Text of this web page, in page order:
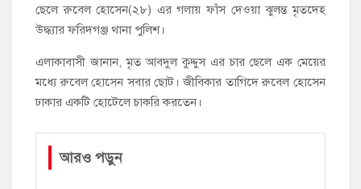
গণঅভ্যুত্থান দিবসে ফরিদগঞ্জ মাদ্রাসা মাঠে বিএনপির গণসমাবেশ
হাজীগঞ্জের ২নং দক্ষিণ পশ্চিম রাজারগাঁও সপ্রাবিতে মা সমাবেশ ও
পরিচিতি সভা
ছেলে রুবেল হোসেন(২৮) এর গলায় ফাঁস দেওয়া ঝুলন্ত মৃতদেহ
উদ্ধ্যার ফরিদগঞ্জ থানা পুলিশ।
এলাকাবাসী জানান, মৃত আবদুল কুদ্দুস এর চার ছেলে এক মেয়ের
মধ্যে রুবেল হোসেন সবার ছোট। জীবিকার তাগিদে রুবেল হোসেন
ঢাকার একটি হোটেলে চাকরি করতেন।
আরও পড়ুন